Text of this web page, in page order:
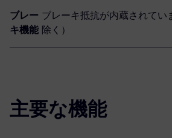
ブレー
キ機能
ブレーキ抵抗が内蔵されてい
除く）
主要な機能